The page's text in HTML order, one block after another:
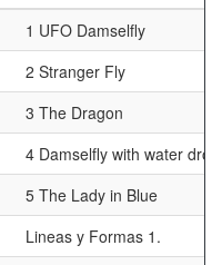
1 UFO Damselfly
2 Stranger Fly
3 The Dragon
4 Damselfly with water
5 The Lady in Blue
Lineas y Formas 1.